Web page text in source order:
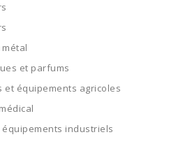
et parfums
et équipements agricoles
industriels